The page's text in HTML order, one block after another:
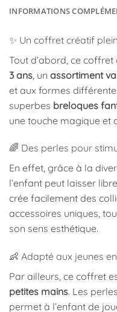
INFORMATIONS
✨ Un coffret créatif
Tout d’abord, ce
3 ans , un assortiment
et aux formes
superbes breloques
une touche magique et
🌈 Des perles pour
En effet, grâce à la
l’enfant peut laisser
crée facilement des
accessoires uniques,
son sens esthétique.
👶 Adapté aux jeunes
Par ailleurs, ce coffret
petites mains. Les
permet à l’enfant de